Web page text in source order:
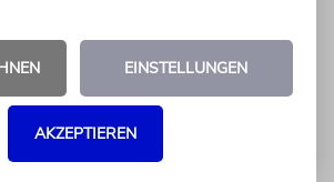
Restle die
des ÖRR
EINSTELLUNGEN
AKZEPTIEREN